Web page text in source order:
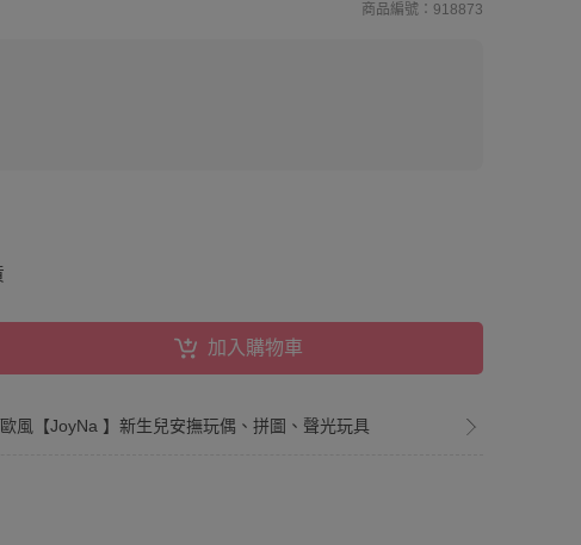
商品編號：918873
加入購物車
風【JoyNa 】新生兒安撫玩偶、拼圖、聲光玩具